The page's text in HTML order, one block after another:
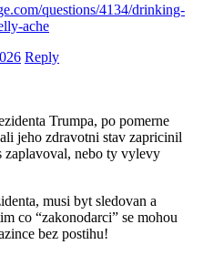
questions/4134/drinking-
ache
Reply
Trumpa, po pomerne
jeho zdravotni stav zapricinil
zaplavoval, nebo ty vylevy
musi byt sledovan a
co “zakonodarci” se mohou
bez postihu!